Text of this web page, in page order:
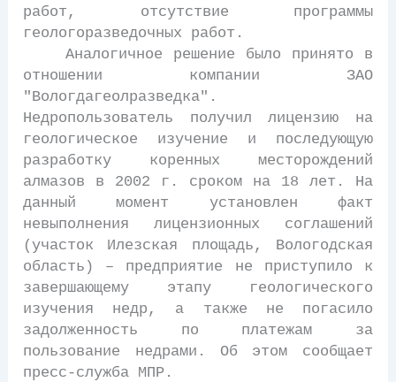
работ, отсутствие программы
геологоразведочных работ.
Аналогичное решение было принято в
отношении компании ЗАО
"Вологдагеолразведка".
Недропользователь получил лицензию на
геологическое изучение и последующую
разработку коренных месторождений
алмазов в 2002 г. сроком на 18 лет. На
данный момент установлен факт
невыполнения лицензионных соглашений
(участок Илезская площадь, Вологодская
область) – предприятие не приступило к
завершающему этапу геологического
изучения недр, а также не погасило
задолженность по платежам за
пользование недрами. Об этом сообщает
пресс-служба МПР.